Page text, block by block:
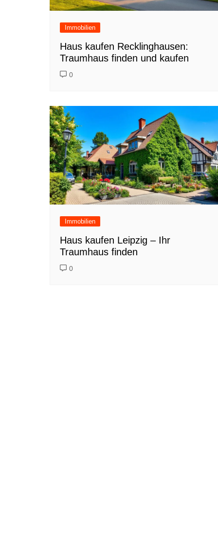
Immobilien
Haus kaufen Recklinghausen:
Traumhaus finden und kaufen
0
Immobilien
Haus kaufen Leipzig – Ihr
Traumhaus finden
0